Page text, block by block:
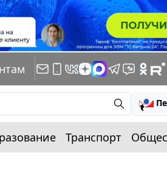
Транспорт